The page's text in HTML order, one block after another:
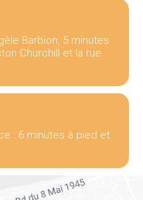
Barbion, 5 minutes
Churchill et la rue
: 6 minutes à pied et